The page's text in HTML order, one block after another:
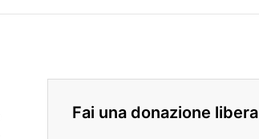
Fai una donazione libera